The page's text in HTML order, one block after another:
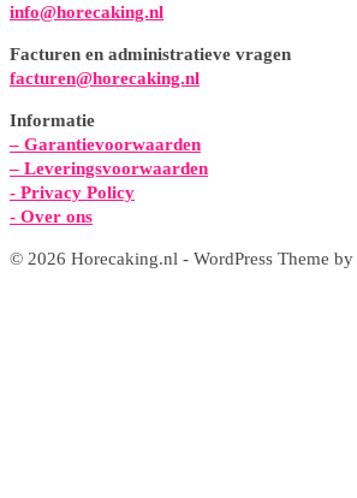
info@horecaking.nl
Facturen en administratieve vragen
facturen@horecaking.nl
Informatie
– Garantievoorwaarden
– Leveringsvoorwaarden
- Privacy Policy
- Over ons
© 2026 Horecaking.nl - WordPress Theme by